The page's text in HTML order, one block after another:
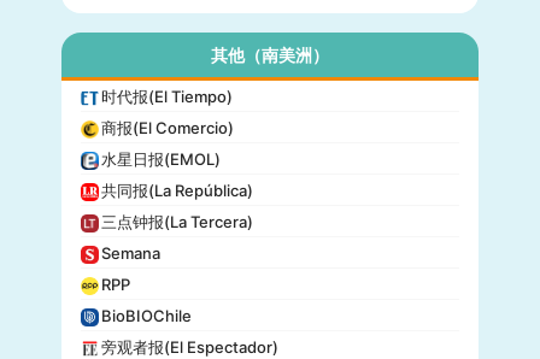
其他（南美洲）
时代报(El Tiempo)
商报(El Comercio)
水星日报(EMOL)
共同报(La República)
三点钟报(La Tercera)
Semana
RPP
BioBIOChile
旁观者报(El Espectador)